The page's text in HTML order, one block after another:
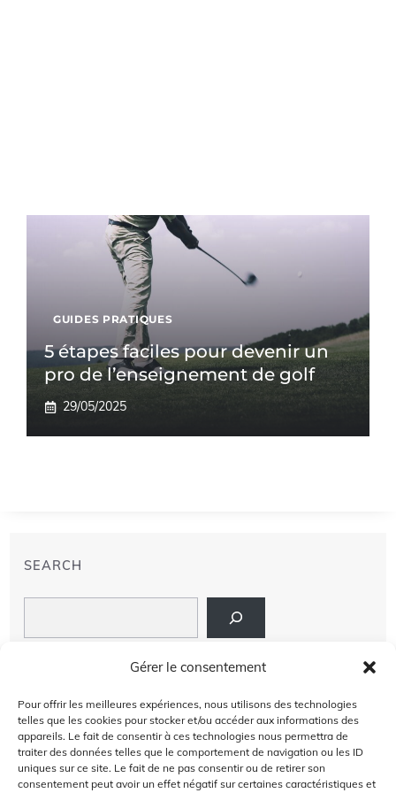
Gérer le consentement
Pour offrir les meilleures expériences, nous utilisons des technologies
telles que les cookies pour stocker et/ou accéder aux informations des
appareils. Le fait de consentir à ces technologies nous permettra de
traiter des données telles que le comportement de navigation ou les ID
uniques sur ce site. Le fait de ne pas consentir ou de retirer son
consentement peut avoir un effet négatif sur certaines caractéristiques et
GUIDES PRATIQUES
5 étapes faciles pour devenir un
pro de l’enseignement de golf
29/05/2025
SEARCH
À PROPOS DE NOUS
AVIS DE NON-RESPONSABILITÉ